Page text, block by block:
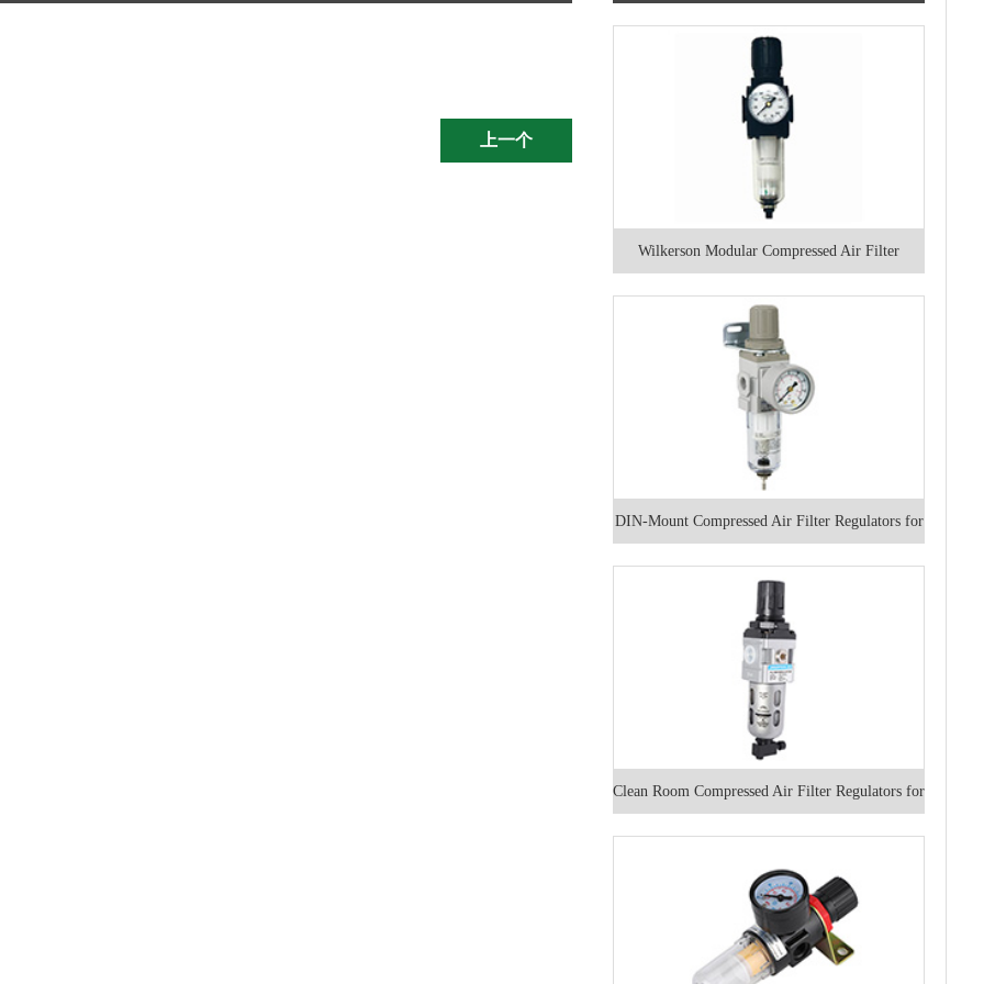
上一个
Wilkerson Modular Compressed Air Filter
Regulators for Particle Removal
DIN-Mount Compressed Air Filter Regulators for
Particle Removal
Clean Room Compressed Air Filter Regulators for
Particle Removal